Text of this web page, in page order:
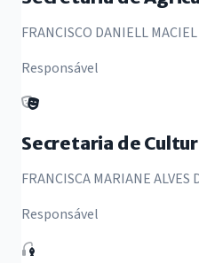
FRANCISCO DANIELL
Responsável
FRANCISCA MARIANE ALVES
Responsável